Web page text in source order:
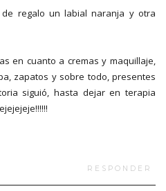
regalo un labial naranja y otra
en cuanto a cremas y maquillaje,
zapatos y sobre todo, presentes
siguió, hasta dejar en terapia
RESPONDER